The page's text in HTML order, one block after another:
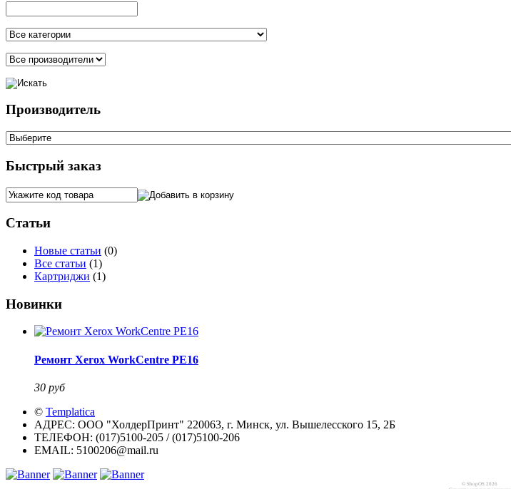
Производитель
Быстрый заказ
Статьи
Новые статьи (0)
Все статьи (1)
Картриджи (1)
Новинки
Ремонт Xerox WorkCentre PE16
30 руб
© Templatica
АДРЕС: ООО "ХолдерПринт" 220063, г. Минск, ул. Вышелесского 15, 2Б
ТЕЛЕФОН: (017)5100-205 / (017)5100-206
EMAIL: 5100206@mail.ru
© ShopOS 2026